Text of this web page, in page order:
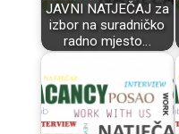
JAVNI NATJEČAJ za
izbor na suradničko
radno mjesto…